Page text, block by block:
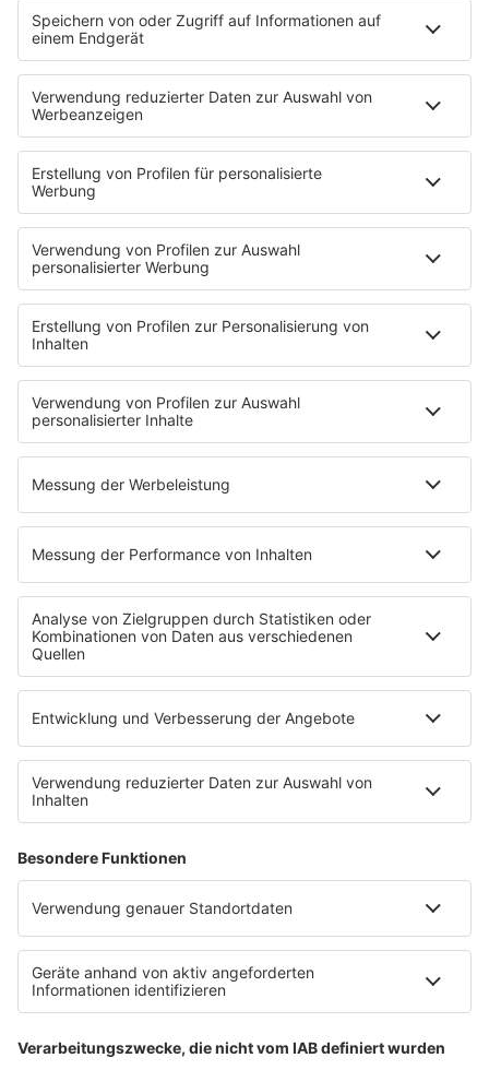
HOME
INFOS
Kontakt
Jobs & Praktika
Pressekontakt
Presse & Downloads
Wetter
Übersicht
bigFM App
radio.de
radioplayer.de
Partner
WERBUNG
Leistungen und Produkte
Ansprechpartner
RECHTLICHES
Impressum
Datenschutz
Datenschutzeinstellungen
Datenverarbeitung bei Gewinnspielen
Teilnahmebedingungen
Bildnachweise